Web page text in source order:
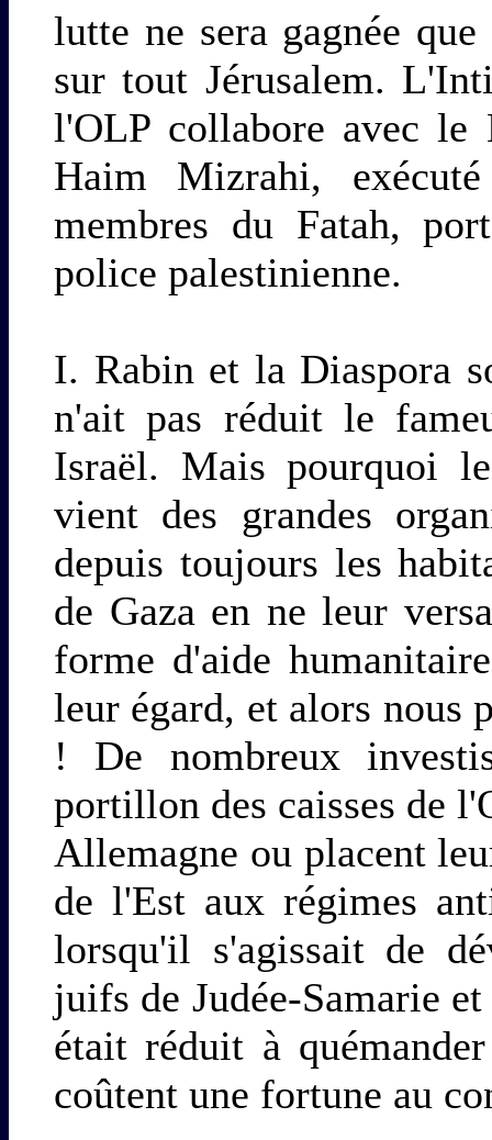
lutte ne sera gagnée
sur tout Jérusalem.
l'OLP collabore avec le
Haim Mizrahi,
membres du Fatah,
police palestinienne.
I. Rabin et la Diaspora
n'ait pas réduit le
Israël. Mais pourquoi
vient des grandes
depuis toujours les
de Gaza en ne leur
forme d'aide
leur égard, et alors nous
! De nombreux
portillon des caisses de
Allemagne ou placent
de l'Est aux régimes
lorsqu'il s'agissait de
juifs de Judée-Samarie
était réduit à
coûtent une fortune au